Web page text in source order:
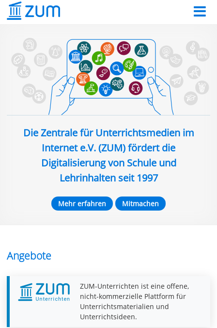
Die Zentrale für Unterrichtsmedien im
Internet e.V. (ZUM) fördert die
Digitalisierung von Schule und
Lehrinhalten seit 1997
Mehr erfahren Mitmachen
Angebote
ZUM-Unterrichten ist eine offene,
nicht-kommerzielle Plattform für
Unterrichtsmaterialien und
Unterrichtsideen.